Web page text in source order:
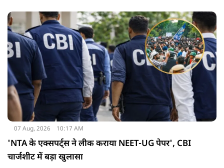
07 Aug, 2026 10:17 AM
'NTA के एक्सपर्ट्स ने लीक कराया NEET-UG पेपर', CBI
चार्जशीट में बड़ा खुलासा